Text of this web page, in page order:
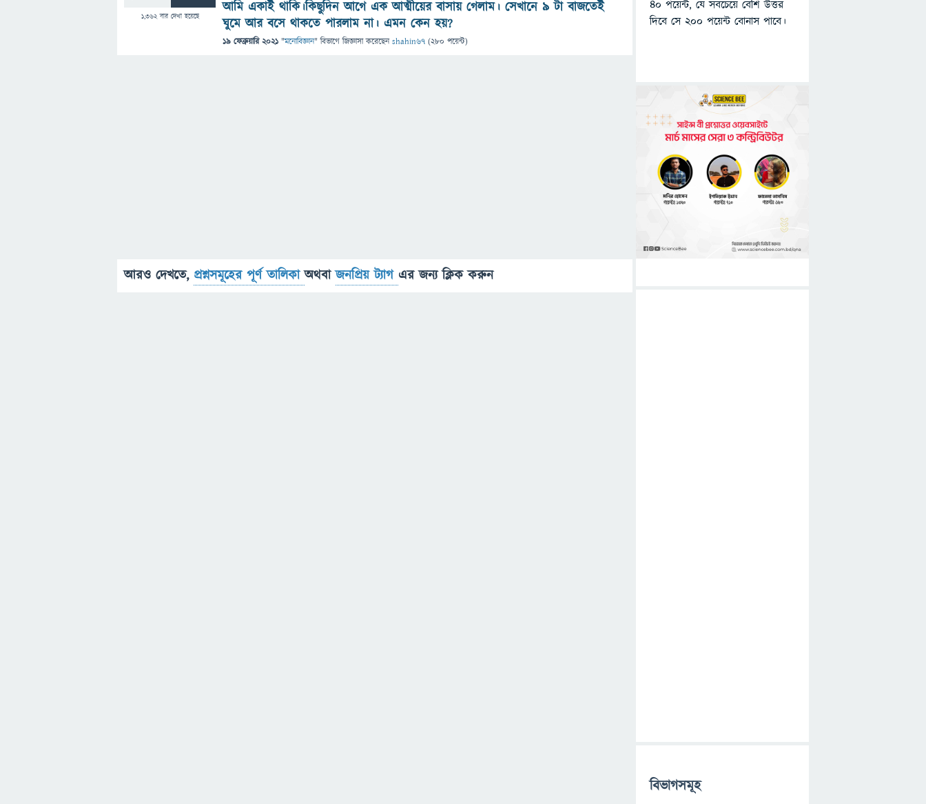
1,362বার দেখা হয়েছে
আমি একাই থাকি।কিছুদিন আগে এক আত্মীয়ের বাসায় গেলাম। সেখানে ৯ টা বাজতেই
ঘুমে আর বসে থাকতে পারলাম না। এমন কেন হয়?
19 ফেব্রুয়ারি 2021 "মনোবিজ্ঞান" বিভাগে জিজ্ঞাসাকরেছেনshahin67 (280 পয়েন্ট)
আরও দেখতে, প্রশ্নসমূহের পূর্ণ তালিকাঅথবাজনপ্রিয় ট্যাগ এর জন্য ক্লিক করুন
৪০ পয়েন্ট, যে সবচেয়ে বেশি উত্তর
দিবে সে ২০০ পয়েন্ট বোনাস পাবে।
বিভাগসমূহ